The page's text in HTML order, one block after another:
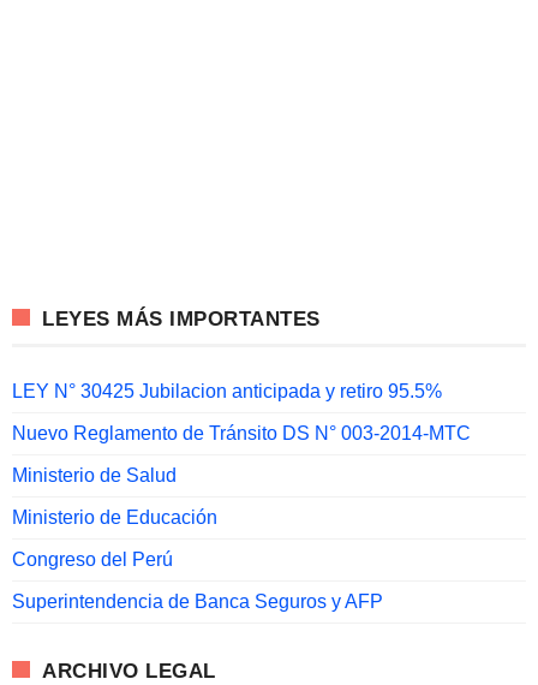
LEYES MÁS IMPORTANTES
LEY N° 30425 Jubilacion anticipada y retiro 95.5%
Nuevo Reglamento de Tránsito DS N° 003-2014-MTC
Ministerio de Salud
Ministerio de Educación
Congreso del Perú
Superintendencia de Banca Seguros y AFP
ARCHIVO LEGAL